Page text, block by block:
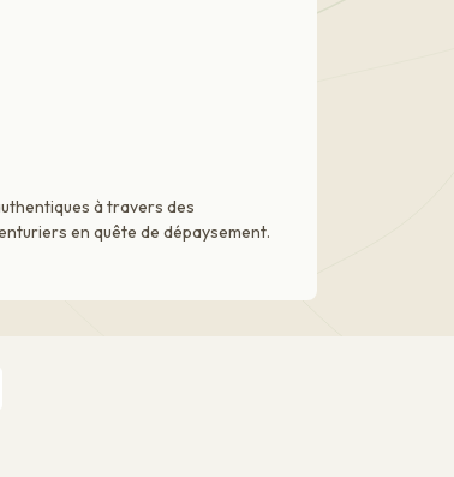
à travers des
en quête de dépaysement.